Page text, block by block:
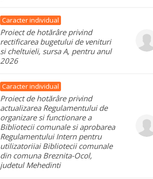
Caracter individual
Proiect de hotărâre privind
rectificarea bugetului de venituri
si cheltuieli, sursa A, pentru anul
2026
Caracter individual
Proiect de hotărâre privind
actualizarea Regulamentului de
organizare si functionare a
Bibliotecii comunale si aprobarea
Regulamentului Intern pentru
utilizatoriiai Bibliotecii comunale
din comuna Breznita-Ocol,
judetul Mehedinti